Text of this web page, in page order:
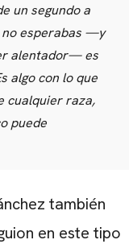
un segundo a
no esperabas —y
alentador— es
algo con lo que
cualquier raza,
puede
también
en este tipo